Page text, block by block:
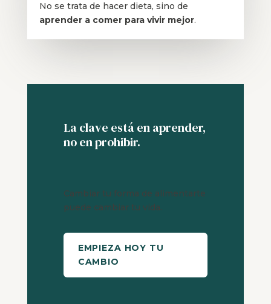
No se trata de hacer dieta, sino de
aprender a comer para vivir mejor.
La clave está en aprender,
no en prohibir.
Cambiar tu forma de alimentarte
puede cambiar tu vida.
EMPIEZA HOY TU
CAMBIO